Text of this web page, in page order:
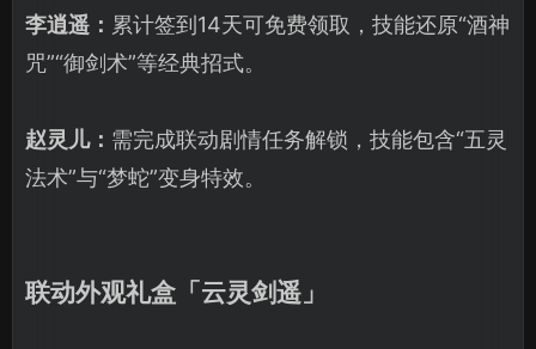
李逍遥： 累计签到14天可免费领取，技能还原“酒神
咒”“御剑术”等经典招式。
赵灵儿： 需完成联动剧情任务解锁，技能包含“五灵
法术”与“梦蛇”变身特效。
联动外观礼盒「云灵剑遥」